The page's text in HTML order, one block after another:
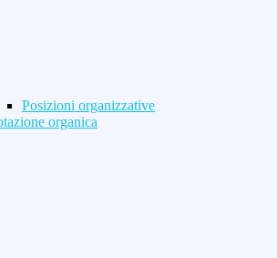
Posizioni organizzative
organica